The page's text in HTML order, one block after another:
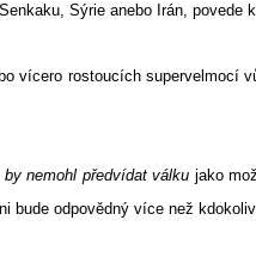
Sýrie anebo Irán, povede
vícero rostoucích supervelmocí
by nemohl předvídat válku jako
bude odpovědný více než